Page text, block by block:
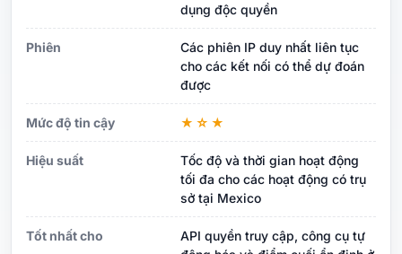
dụng độc quyền
Phiên
Các phiên IP duy nhất liên tục
cho các kết nối có thể dự đoán
được
Mức độ tin cậy ★☆★
Hiệu suất
Tốc độ và thời gian hoạt động
tối đa cho các hoạt động có trụ
sở tại Mexico
Tốt nhất cho
API quyền truy cập, công cụ tự